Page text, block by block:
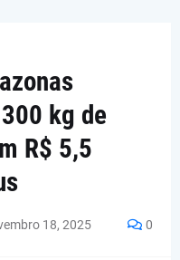
kg de
R$ 5,5
18, 2025 0